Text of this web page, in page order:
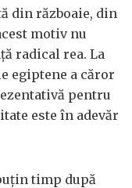
din războaie, din
motiv nu
radical rea. La
egiptene a căror
pentru
este în adevăr
timp după